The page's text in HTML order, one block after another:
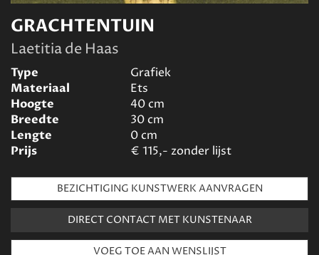
GRACHTENTUIN
Laetitia de Haas
Type
Grafiek
Materiaal
Ets
Hoogte
40cm
Breedte
30cm
Lengte
0cm
Prijs
€ 115,- zonder lijst
BEZICHTIGING KUNSTWERK AANVRAGEN
DIRECT CONTACT MET KUNSTENAAR